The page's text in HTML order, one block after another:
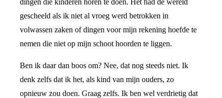
dingen die kinderen horen te doen. Het had de wereld
gescheeld als ik niet al vroeg werd betrokken in
volwassen zaken of dingen voor mijn rekening hoefde te
nemen die niet op mijn schoot hoorden te liggen.
Ben ik daar dan boos om? Nee, dat nog steeds niet. Ik
denk zelfs dat ik het, als kind van mijn ouders, zo
opnieuw zou doen. Graag zelfs. Ik ben wel verdrietig dat